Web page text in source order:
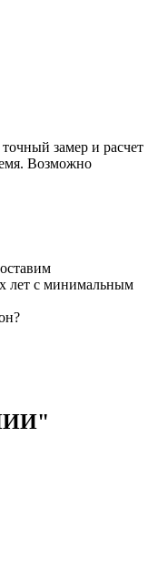
замер и расчет
Возможно
лет с минимальным